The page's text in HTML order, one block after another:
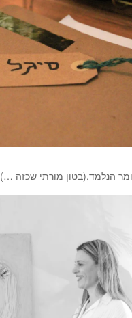
הנלמד,(בטון מורתי שכזה …)